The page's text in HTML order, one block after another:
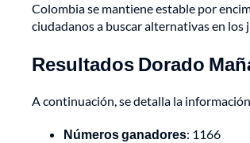
Colombia se mantiene estable por
ciudadanos a buscar alternativas en los
Resultados Dorado
A continuación, se detalla la
Números ganadores: 1166